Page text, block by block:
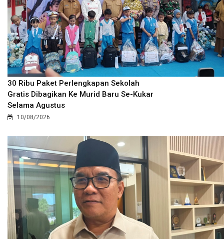
30 Ribu Paket Perlengkapan Sekolah
Gratis Dibagikan Ke Murid Baru Se-Kukar
Selama Agustus
10/08/2026